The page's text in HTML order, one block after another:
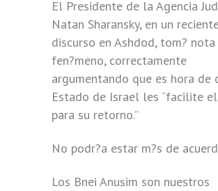
El Presidente de la Agencia
Natan Sharansky, en un
discurso en Ashdod, tom?
fen?meno, correctamente
argumentando que es hora de
Estado de Israel les “facilite
para su retorno.”
No podr?a estar m?s de
Los Bnei Anusim son nuestros